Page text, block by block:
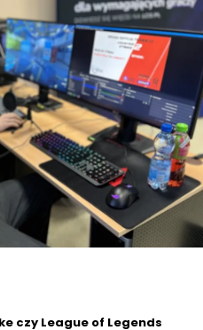
czy League of Legends